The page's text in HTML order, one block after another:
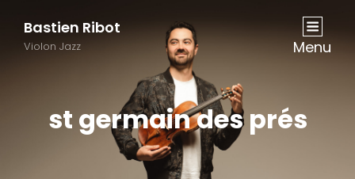
Bastien Ribot
Violon Jazz Menu
st germain des prés